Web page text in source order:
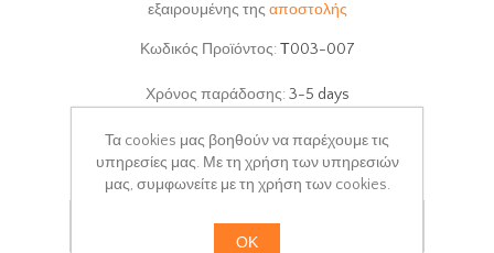
εξαιρουμένης τηςαποστολής
Κωδικός Προϊόντος: Τ003-007
Χρόνος παράδοσης: 3-5 days
+ΚΑΛΆΘΙ
Προσθήκη στα αγαπημένα
Τα cookies μας βοηθούν να παρέχουμε τις
υπηρεσίες μας. Με τη χρήση των υπηρεσιών
μας, συμφωνείτε με τη χρήση των cookies.
ΟΚ